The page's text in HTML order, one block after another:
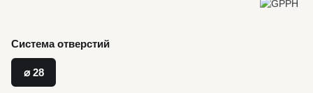
Система отверстий
⌀ 28